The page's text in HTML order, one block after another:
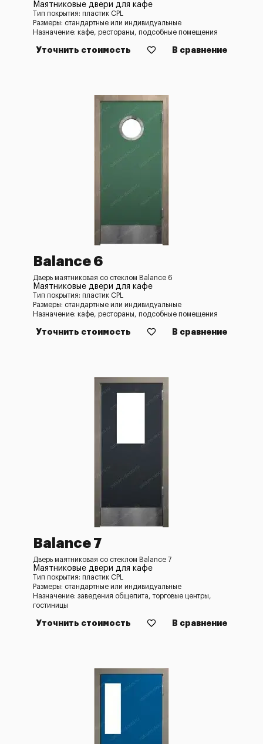
Маятниковые двери для кафе
Тип покрытия: пластик CPL
Размеры: стандартные или индивидуальные
Назначение: кафе, рестораны, подсобные помещения
Уточнить стоимость В сравнение
Balance 6
Дверь маятниковая со стеклом Balance 6
Маятниковые двери для кафе
Тип покрытия: пластик CPL
Размеры: стандартные или индивидуальные
Назначение: кафе, рестораны, подсобные помещения
Уточнить стоимость В сравнение
Balance 7
Дверь маятниковая со стеклом Balance 7
Маятниковые двери для кафе
Тип покрытия: пластик CPL
Размеры: стандартные или индивидуальные
Назначение: заведения общепита, торговые центры,
гостиницы
Уточнить стоимость В сравнение